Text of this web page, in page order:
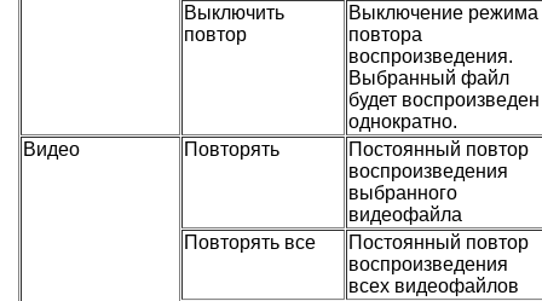
Выключить
повтор
Выключение режима
повтора
воспроизведения.
Выбранный файл
будет воспроизведен
однократно.
Видео
Повторять
Постоянный повтор
воспроизведения
выбранного
видеофайла
Повторять все
Постоянный повтор
воспроизведения
всех видеофайлов